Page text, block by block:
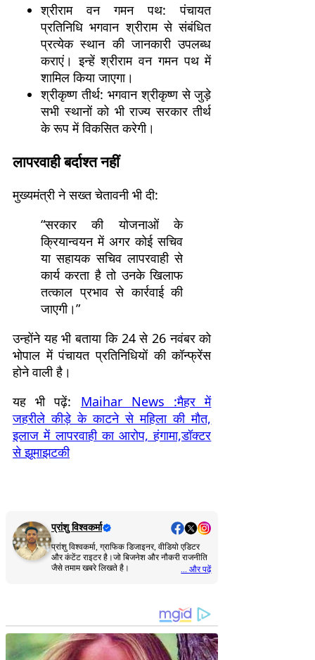
श्रीराम वन गमन पथ: पंचायत
प्रतिनिधि भगवान श्रीराम से संबंधित
प्रत्येक स्थान की जानकारी उपलब्ध
कराएं। इन्हें श्रीराम वन गमन पथ में
शामिल किया जाएगा।
श्रीकृष्ण तीर्थ: भगवान श्रीकृष्ण से जुड़े
सभी स्थानों को भी राज्य सरकार तीर्थ
के रूप में विकसित करेगी।
लापरवाही बर्दाश्त नहीं
मुख्यमंत्री ने सख्त चेतावनी भी दी:
“सरकार की योजनाओं के
क्रियान्वयन में अगर कोई सचिव
या सहायक सचिव लापरवाही से
कार्य करता है तो उनके खिलाफ
तत्काल प्रभाव से कार्रवाई की
जाएगी।”
उन्होंने यह भी बताया कि 24 से 26 नवंबर को
भोपाल में पंचायत प्रतिनिधियों की कॉन्फ्रेंस
होने वाली है।
यह भी पढ़ें:
Maihar News :मैहर में
जहरीले कीड़े के काटने से महिला की मौत,
इलाज में लापरवाही का आरोप, हंगामा,डॉक्टर
से झूमाझटकी
प्रांशु विश्वकर्मा
प्रांशु विश्वकर्मा, ग्राफिक डिजाइनर, वीडियो एडिटर
और कंटेंट राइटर है।जो बिजनेश और नौकरी राजनीति
जैसे तमाम खबरे लिखते है।
... और पढ़ें